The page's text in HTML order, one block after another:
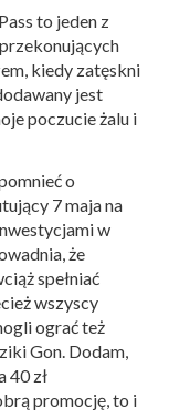
to jeden z
kiedy zatęskni
jest
poczucie żalu i
o
7 maja na
w
że
spełniać
wszyscy
ograć też
Gon. Dodam,
40 zł
promocję, to i